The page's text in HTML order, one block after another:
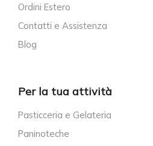
Ordini Estero
Contatti e Assistenza
Blog
Per la tua attività
Pasticceria e Gelateria
Paninoteche